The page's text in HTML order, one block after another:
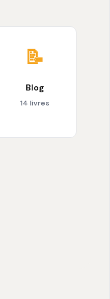
📝
Blog
14 livres